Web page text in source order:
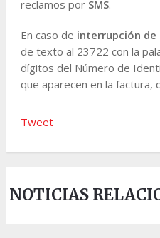
reclamos por SMS.
En caso de interrupción de
de texto al 23722 con la
dígitos del Número de
que aparecen en la factura,
Tweet
NOTICIAS